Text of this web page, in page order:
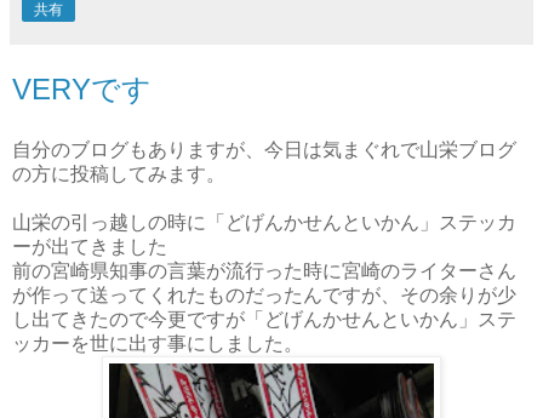
共有
VERYです
自分のブログもありますが、今日は気まぐれで山栄ブログ
の方に投稿してみます。
山栄の引っ越しの時に「どげんかせんといかん」ステッカ
ーが出てきました
前の宮崎県知事の言葉が流行った時に宮崎のライターさん
が作って送ってくれたものだったんですが、その余りが少
し出てきたので今更ですが「どげんかせんといかん」ステ
ッカーを世に出す事にしました。